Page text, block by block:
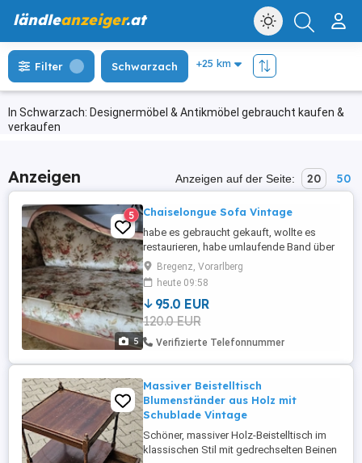
ländleanzeiger.at
In Schwarzach: Designermöbel & Antikmöbel gebraucht kaufen &
verkaufen
Filter Schwarzach
Anzeigen Anzeigen auf der Seite: 20 50
5
5 Chaiselongue Sofa Vintage
habe es gebraucht gekauft, wollte es
restaurieren, habe umlaufende Band über
den Tackern runter gemacht, es wurde
schon einmal umlackiert. Stoff und
Polster in Sehr sehr gutem Zustand Ist
aufjeden Fall ein Bastel Projekt, des halb
auch der günstige Preis
Bregenz, Vorarlberg
heute 09:58
95.0 EUR
120.0 EUR
Verifizierte Telefonnummer
Massiver Beistelltisch
Blumenständer aus Holz mit
Schublade Vintage
Schöner, massiver Holz-Beistelltisch im
klassischen Stil mit gedrechselten Beinen